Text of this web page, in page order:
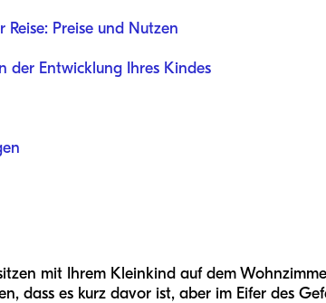
Reise: Preise und Nutzen
der Entwicklung Ihres Kindes
mit Ihrem Kleinkind auf dem
dass es kurz davor ist, aber im Eifer des